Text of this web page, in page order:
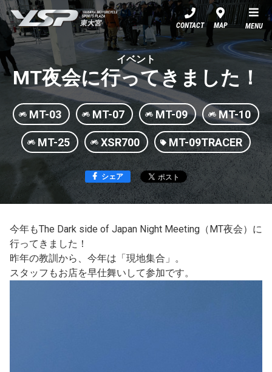
YSP東大宮
CONTACT MAP MENU
イベント
MT夜会に行ってきました！
MT-03 MT-07 MT-09 MT-10
MT-25 XSR700 MT-09TRACER
シェア
今年もThe Dark side of Japan Night Meeting（MT夜会）に
行ってきました！
昨年の教訓から、今年は「現地集合」。
スタッフもお店を早仕舞いして参加です。